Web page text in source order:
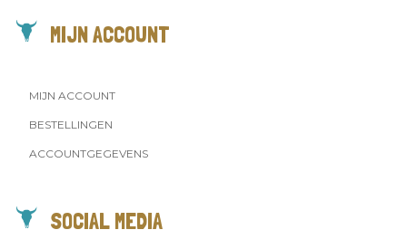
MIJN ACCOUNT
MIJN ACCOUNT
BESTELLINGEN
ACCOUNTGEGEVENS
SOCIAL MEDIA